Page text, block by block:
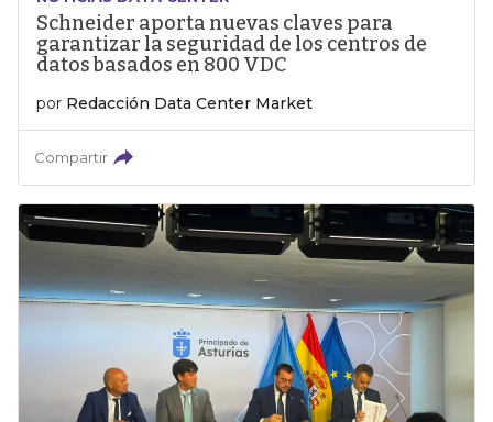
Schneider aporta nuevas claves para
garantizar la seguridad de los centros de
datos basados en 800 VDC
por Redacción Data Center Market
Compartir